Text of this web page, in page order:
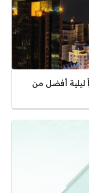
ليلية أفضل من